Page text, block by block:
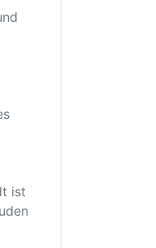
ist